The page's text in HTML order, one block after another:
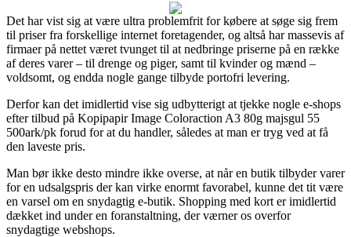
Det har vist sig at være ultra problemfrit for købere at søge sig frem
til priser fra forskellige internet foretagender, og altså har massevis af
firmaer på nettet været tvunget til at nedbringe priserne på en række
af deres varer – til drenge og piger, samt til kvinder og mænd –
voldsomt, og endda nogle gange tilbyde portofri levering.
Derfor kan det imidlertid vise sig udbytterigt at tjekke nogle e-shops
efter tilbud på Kopipapir Image Coloraction A3 80g majsgul 55
500ark/pk forud for at du handler, således at man er tryg ved at få
den laveste pris.
Man bør ikke desto mindre ikke overse, at når en butik tilbyder varer
for en udsalgspris der kan virke enormt favorabel, kunne det tit være
en varsel om en snydagtig e-butik. Shopping med kort er imidlertid
dækket ind under en foranstaltning, der værner os overfor
snydagtige webshops.